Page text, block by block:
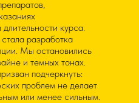
курса.
разработка
Мы остановились
и темных тонах.
подчеркнуть:
проблем не делает
или менее сильным.